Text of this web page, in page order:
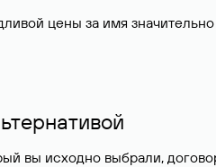
цены за имя
вы исходно выбрали,